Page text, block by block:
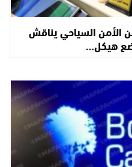
الأمن السياحي يناقش
هيكل…